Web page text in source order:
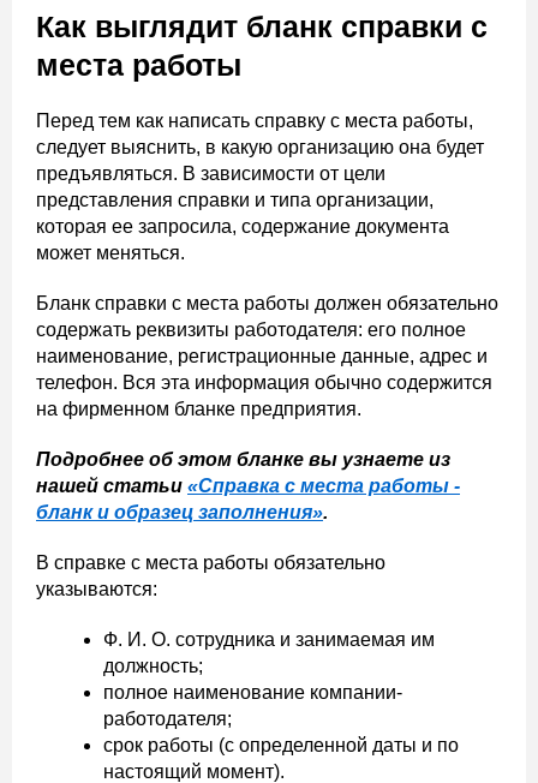
Как выглядит бланк справки с
места работы
Перед тем как написать справку с места работы,
следует выяснить, в какую организацию она будет
предъявляться. В зависимости от цели
представления справки и типа организации,
которая ее запросила, содержание документа
может меняться.
Бланк справки с места работы должен обязательно
содержать реквизиты работодателя: его полное
наименование, регистрационные данные, адрес и
телефон. Вся эта информация обычно содержится
на фирменном бланке предприятия.
Подробнее об этом бланке вы узнаете из
нашей статьи «Справка с места работы -
бланк и образец заполнения».
В справке с места работы обязательно
указываются:
Ф. И. О. сотрудника и занимаемая им
должность;
полное наименование компании-
работодателя;
срок работы (с определенной даты и по
настоящий момент).